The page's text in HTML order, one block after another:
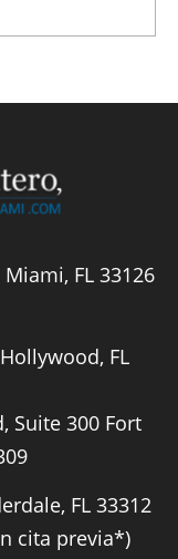
FL 33126
FL
Suite 300 Fort
FL 33312
cita previa*)